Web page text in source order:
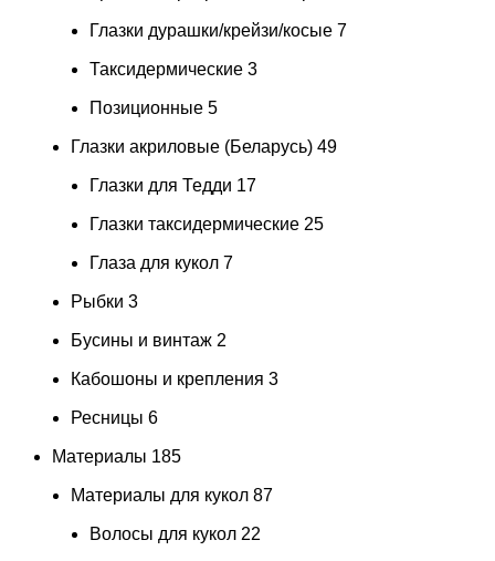
Глазки дурашки/крейзи/косые 7
Таксидермические 3
Позиционные 5
Глазки акриловые (Беларусь) 49
Глазки для Тедди 17
Глазки таксидермические 25
Глаза для кукол 7
Рыбки 3
Бусины и винтаж 2
Кабошоны и крепления 3
Ресницы 6
Материалы 185
Материалы для кукол 87
Волосы для кукол 22